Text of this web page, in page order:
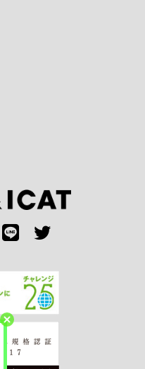
テックタンク 遮熱
UVカット
円(税込み)
詳しく見る